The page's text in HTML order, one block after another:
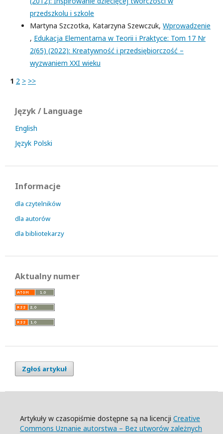
przedszkolu i szkole
Martyna Szczotka, Katarzyna Szewczuk, Wprowadzenie
, Edukacja Elementarna w Teorii i Praktyce: Tom 17 Nr
2(65) (2022): Kreatywność i przedsiębiorczość –
wyzwaniem XXI wieku
1 2 > >>
Język / Language
English
Język Polski
Informacje
dla czytelników
dla autorów
dla bibliotekarzy
Aktualny numer
Zgłoś artykuł
Artykuły w czasopiśmie dostępne są na licencji Creative
Commons Uznanie autorstwa – Bez utworów zależnych